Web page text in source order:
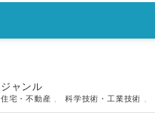
ジャンル
住宅・不動産 、科学技術・工業技術